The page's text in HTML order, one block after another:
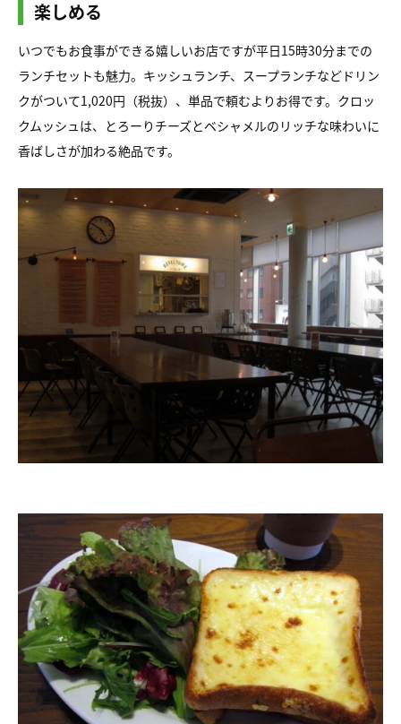
楽しめる
いつでもお食事ができる嬉しいお店ですが平日15時30分までの
ランチセットも魅力。キッシュランチ、スープランチなどドリン
クがついて1,020円（税抜）、単品で頼むよりお得です。クロッ
クムッシュは、とろーりチーズとベシャメルのリッチな味わいに
香ばしさが加わる絶品です。